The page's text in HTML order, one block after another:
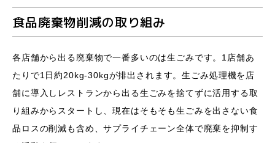
食品廃棄物削減の取り組み
各店舗から出る廃棄物で一番多いのは生ごみです。1店舗あ
たりで1日約20kg-30kgが排出されます。生ごみ処理機を店
舗に導入しレストランから出る生ごみを捨てずに活用する取
り組みからスタートし、現在はそもそも生ごみを出さない食
品ロスの削減も含め、サプライチェーン全体で廃棄を抑制す